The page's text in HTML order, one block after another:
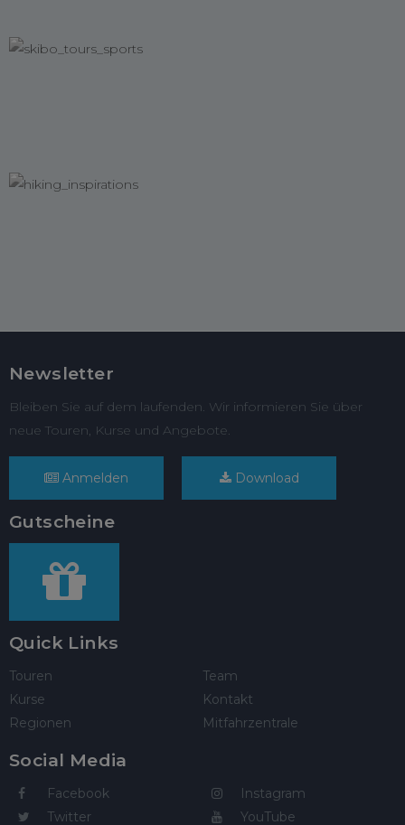
Newsletter
Bleiben Sie auf dem laufenden. Wir informieren Sie über
neue Touren, Kurse und Angebote.
Anmelden Download
Gutscheine
Quick Links
Touren
Kurse
Regionen
Team
Kontakt
Mitfahrzentrale
Social Media
Facebook
Twitter
Instagram
YouTube